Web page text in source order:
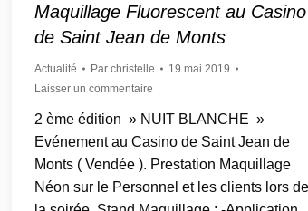
Maquillage Fluorescent au Casino
de Saint Jean de Monts
Actualité Par christelle
19 mai 2019
Laisser un commentaire
2 ème édition » NUIT BLANCHE »
Evénement au Casino de Saint Jean de
Monts ( Vendée ). Prestation Maquillage
Néon sur le Personnel et les clients lors de